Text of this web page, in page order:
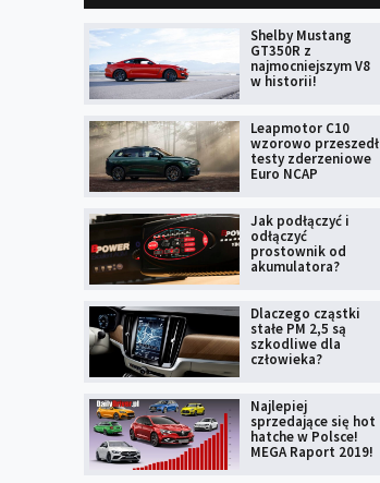
Shelby Mustang
GT350R z
najmocniejszym V8
w historii!
Leapmotor C10
wzorowo przeszedł
testy zderzeniowe
Euro NCAP
Jak podłączyć i
odłączyć
prostownik od
akumulatora?
Dlaczego cząstki
stałe PM 2,5 są
szkodliwe dla
człowieka?
Najlepiej
sprzedające się hot
hatche w Polsce!
MEGA Raport 2019!